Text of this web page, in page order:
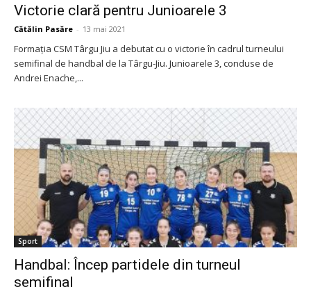
Victorie clară pentru Junioarele 3
Cătălin Pasăre - 13 mai 2021
Formația CSM Târgu Jiu a debutat cu o victorie în cadrul turneului
semifinal de handbal de la Târgu-Jiu. Junioarele 3, conduse de
Andrei Enache,...
Sport
Handbal: Încep partidele din turneul
semifinal